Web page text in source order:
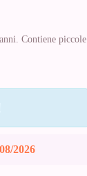
Contiene piccole
2026